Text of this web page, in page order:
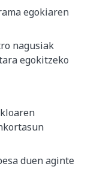
egokiaren
nagusiak
egokitzeko
duen aginte